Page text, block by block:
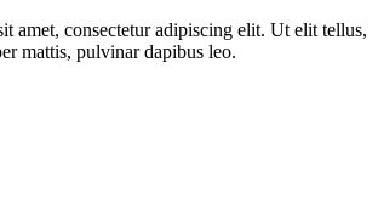
amet, consectetur adipiscing elit. Ut elit tellus,
mattis, pulvinar dapibus leo.